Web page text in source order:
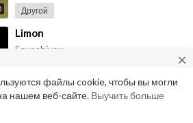
файлы cookie, чтобы вы могли
нашем веб-сайте. Выучить больше
close
abuse to our Abuse Team? If so,
Другой
⁣Limon
Saynabiyev
Другой